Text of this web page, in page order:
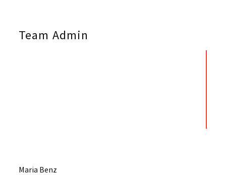
Maria Benz
Team Admin